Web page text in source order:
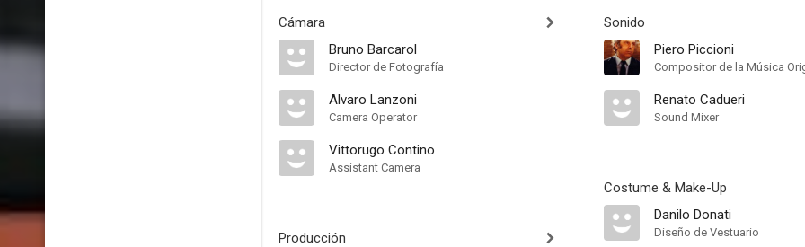
Cámara
Bruno Barcarol
Director de Fotografía
Alvaro Lanzoni
Camera Operator
Vittorugo Contino
Assistant Camera
Producción
Sonido
Piero Piccioni
Compositor de la Música
Renato Cadueri
Sound Mixer
Costume & Make-Up
Danilo Donati
Diseño de Vestuario